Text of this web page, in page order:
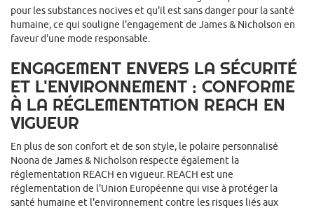
pour les substances nocives et qu'il est sans danger pour la santé
humaine, ce qui souligne l'engagement de James & Nicholson en
faveur d'une mode responsable.
ENGAGEMENT ENVERS LA SÉCURITÉ
ET L'ENVIRONNEMENT : CONFORME
À LA RÉGLEMENTATION REACH EN
VIGUEUR
En plus de son confort et de son style, le polaire personnalisé
Noona de James & Nicholson respecte également la
réglementation REACH en vigueur. REACH est une
réglementation de l'Union Européenne qui vise à protéger la
santé humaine et l'environnement contre les risques liés aux